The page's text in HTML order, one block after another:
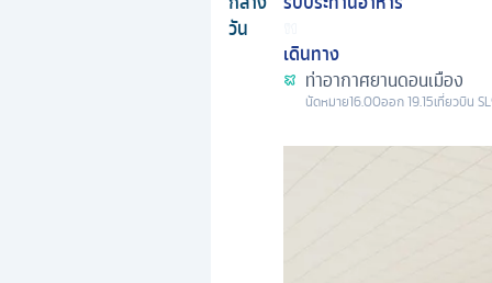
วัน
เดินทาง
ท่าอากาศยานดอนเมือง
นัดหมาย16.00ออก19.15เที่ยวบิน